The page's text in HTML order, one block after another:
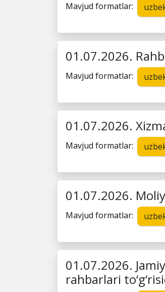
Mavjud formatlar:
01.07.2026.
Mavjud formatlar:
01.07.2026.
Mavjud formatlar:
01.07.2026.
Mavjud formatlar:
01.07.2026.
rahbarlari